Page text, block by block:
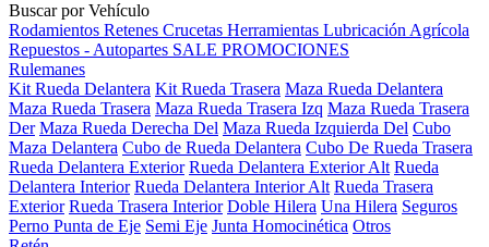
Buscar por Vehículo
Rodamientos Retenes Crucetas Herramientas Lubricación Agrícola
Repuestos - Autopartes SALE PROMOCIONES
Rulemanes
Kit Rueda Delantera Kit Rueda Trasera Maza Rueda Delantera
Maza Rueda Trasera Maza Rueda Trasera Izq Maza Rueda Trasera
Der Maza Rueda Derecha Del Maza Rueda Izquierda Del Cubo
Maza Delantera Cubo de Rueda Delantera Cubo De Rueda Trasera
Rueda Delantera Exterior Rueda Delantera Exterior Alt Rueda
Delantera Interior Rueda Delantera Interior Alt Rueda Trasera
Exterior Rueda Trasera Interior Doble Hilera Una Hilera Seguros
Perno Punta de Eje Semi Eje Junta Homocinética Otros